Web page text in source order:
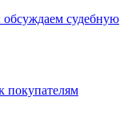
судебную
покупателям